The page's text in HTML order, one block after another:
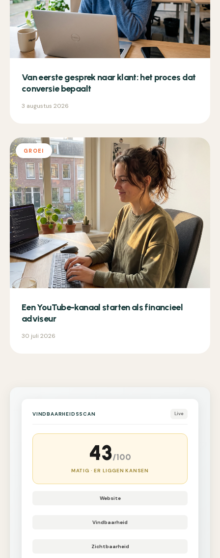
Van eerste gesprek naar klant: het proces dat
conversie bepaalt
3 augustus 2026
GROEI
Een YouTube-kanaal starten als financieel
adviseur
30 juli 2026
VINDBAARHEIDSSCAN Live
43/100
MATIG · ER LIGGEN KANSEN
Website
Vindbaarheid
Zichtbaarheid